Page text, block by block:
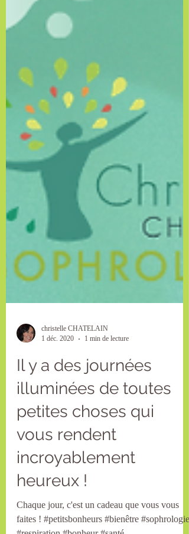
1 déc. 2020
1 min de lecture
Il y a des journées
illuminées de toutes
petites choses qui
vous rendent
incroyablement
heureux !
Chaque jour, c'est un cadeau que vous vous